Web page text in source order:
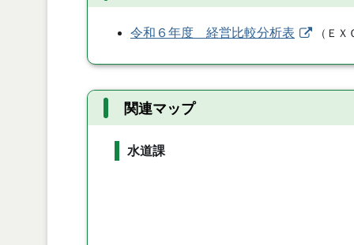
令和６年度 経営比較分析表 （ ＥＸ
関連マップ
水道課